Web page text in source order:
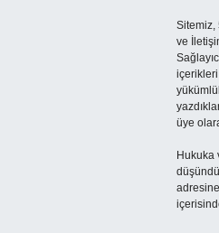
Sitemiz,
ve
üye
Hukuka